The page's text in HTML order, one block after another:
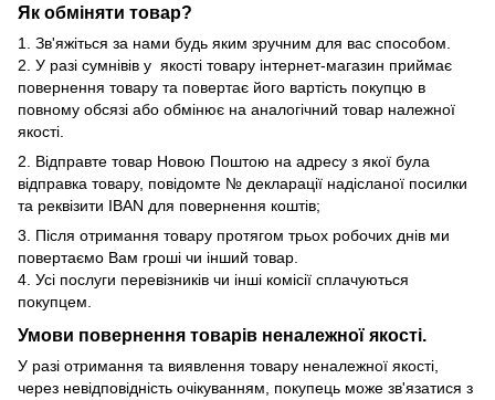
Як обміняти товар?
1. Зв'яжіться за нами будь яким зручним для вас способом.
2. У разі сумнівів у якості товару інтернет-магазин приймає
повернення товару та повертає його вартість покупцю в
повному обсязі або обмінює на аналогічний товар належної
якості.
2. Відправте товар Новою Поштою на адресу з якої була
відправка товару, повідомте № декларації надісланої посилки
та реквізити IBAN для повернення коштів;
3. Після отримання товару протягом трьох робочих днів ми
повертаємо Вам гроші чи інший товар.
4. Усі послуги перевізників чи інші комісії сплачуються
покупцем.
Умови повернення товарів неналежної якості.
У разі отримання та виявлення товару неналежної якості,
через невідповідність очікуванням, покупець може зв'язатися з